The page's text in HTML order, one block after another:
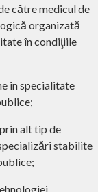
către medicul de
organizată
în condiţiile
în specialitate
alt tip de
stabilite